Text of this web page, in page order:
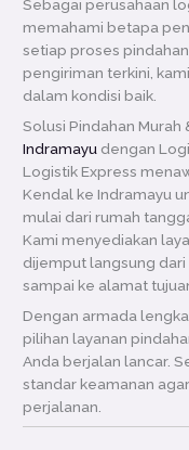
Sebagai perusahaan
memahami betapa
setiap proses
pengiriman terkini,
dalam kondisi baik.
Solusi Pindahan Murah
Indramayu dengan
Logistik Express
Kendal ke Indramayu
mulai dari rumah
Kami menyediakan
dijemput langsung
sampai ke alamat
Dengan armada
pilihan layanan
Anda berjalan lancar.
standar keamanan
perjalanan.